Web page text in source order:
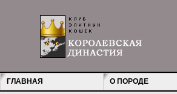
ГЛАВНАЯ О ПОРОДЕ